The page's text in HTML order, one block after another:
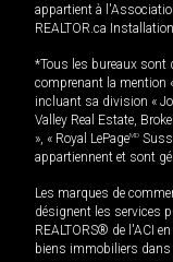
appartient à
REALTOR.ca
*Tous les bureaux sont
comprenant la mention
incluant sa division «
Valley Real Estate,
», « Royal LePageMD
appartiennent et sont
Les marques de
désignent les services
REALTORS® de l'ACI
biens immobiliers dans